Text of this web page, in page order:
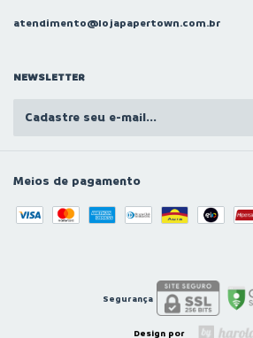
atendimento@lojapapertown.com.br
NEWSLETTER
Meios de pagamento
Segurança
Design por